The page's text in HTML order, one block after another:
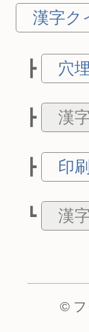
漢字ク
穴
漢
印
漢
© フ